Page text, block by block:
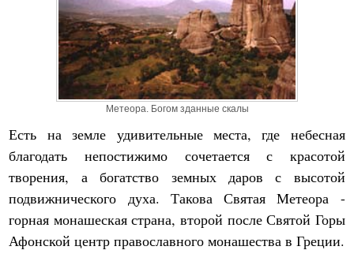
Метеора. Богом зданные скалы
Есть на земле удивительные места, где небесная
благодать непостижимо сочетается с красотой
творения, а богатство земных даров с высотой
подвижнического духа. Такова Святая Метеора -
горная монашеская страна, второй после Святой Горы
Афонской центр православного монашества в Греции.